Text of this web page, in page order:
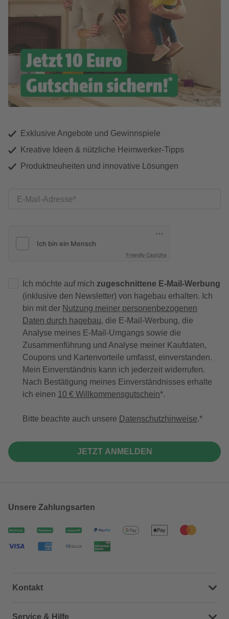
Exklusive Angebote und Gewinnspiele
Kreative Ideen & nützliche Heimwerker-Tipps
Produktneuheiten und innovative Lösungen
E-Mail-Adresse
Friendly Captcha
Ich möchte auf mich zugeschnittene E-Mail-Werbung
(inklusive den Newsletter) von hagebau erhalten. Ich
bin mit der Nutzung meiner personenbezogenen
Daten durch hagebau, die E-Mail-Werbung, die
Analyse meines E-Mail-Umgangs sowie die
Zusammenführung und Analyse meiner Kaufdaten,
Coupons und Kartenvorteile umfasst, einverstanden.
Mein Einverständnis kann ich jederzeit widerrufen.
Nach Bestätigung meines Einverständnisses erhalte
ich einen 10 € Willkommensgutschein*.
Bitte beachte auch unsere Datenschutzhinweise.
JETZT ANMELDEN
Unsere Zahlungsarten
Kontakt
Dein Kontakt zu uns
Service & Hilfe